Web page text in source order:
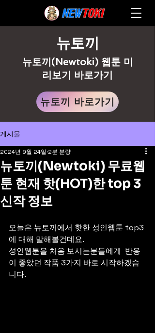
뉴토끼
뉴토끼(Newtoki) 웹툰 미
리보기 바로가기
뉴토끼 바로가기
게시물
뉴토끼(Newtoki) 무료웹
툰 현재 핫(HOT)한 top 3
신작 정보
2024년 9월 24일 2분 분량
오늘은 뉴토끼에서 핫한 성인웹툰 top3
에 대해 말해볼건데요.
성인웹툰을 처음 보시는분들에게  반응
이 좋았던 작품 3가지 바로 시작하겠습
니다.